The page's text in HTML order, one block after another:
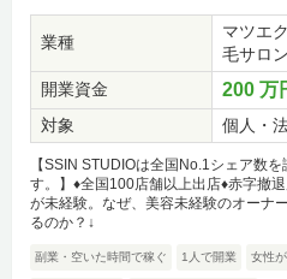
業種
マツエ
毛サロン
開業資金
200 万
対象 個人・
【SSIN STUDIOは全国No.1シェア数
す。】♦全国100店舗以上出店♦赤字撤
が未経験。なぜ、美容未経験のオーナ
るのか？↓
副業・空いた時間で稼ぐ 1人で開業 女性